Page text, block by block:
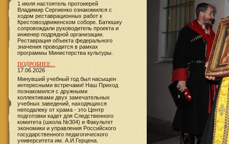
1 июля настоятель протоиерей
Владимир Сергиенко ознакомился с
ходом реставрационных работ к
Крестовоздвиженском соборе. Батюшку
сопровождали руководитель проекта и
инженер подрядной организации.
Реставрация объекта федерального
значения проводится в рамках
программы Министерства культуры.
ПОДРОБНЕЕ...
17.06.2026
​​​​​​Минувший учебный год был насыщен
интересными встречами! Наш Приход
познакомился с дружными
коллективами двух замечательных
учебных заведений, находящихся
неподалеку от храма - это Центр
подготовки кадет для Следственного
комитета (школа №304) и Факультет
экономики и управления Российского
государственного педагогического
университета им. А.И.Герцена.